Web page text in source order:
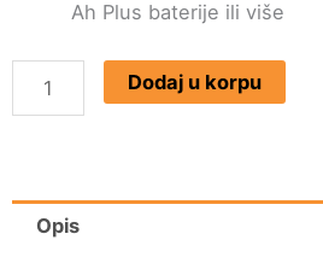
Ah Plus baterije ili više
EINHELL
Akumulatorska
TE-
Dodaj u korpu
Opis